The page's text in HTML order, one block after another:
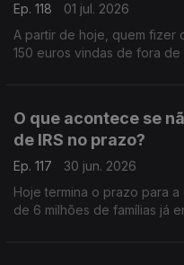
Ep. 118
01 jul. 2026
A partir de hoje, quem fizer
150 euros vindas de fora
O que acontece se
de IRS no prazo?
Ep. 117
30 jun. 2026
Hoje termina o prazo para
de 6 milhões de famílias já